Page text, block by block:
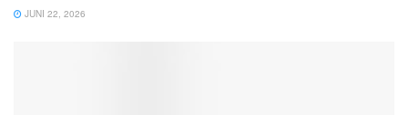
JUNI 22, 2026